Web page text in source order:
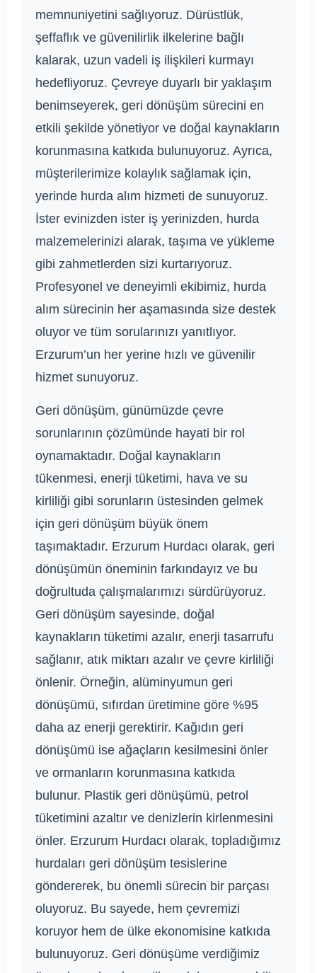
memnuniyetini sağlıyoruz. Dürüstlük,
şeffaflık ve güvenilirlik ilkelerine bağlı
kalarak, uzun vadeli iş ilişkileri kurmayı
hedefliyoruz. Çevreye duyarlı bir yaklaşım
benimseyerek, geri dönüşüm sürecini en
etkili şekilde yönetiyor ve doğal kaynakların
korunmasına katkıda bulunuyoruz. Ayrıca,
müşterilerimize kolaylık sağlamak için,
yerinde hurda alım hizmeti de sunuyoruz.
İster evinizden ister iş yerinizden, hurda
malzemelerinizi alarak, taşıma ve yükleme
gibi zahmetlerden sizi kurtarıyoruz.
Profesyonel ve deneyimli ekibimiz, hurda
alım sürecinin her aşamasında size destek
oluyor ve tüm sorularınızı yanıtlıyor.
Erzurum’un her yerine hızlı ve güvenilir
hizmet sunuyoruz.
Geri dönüşüm, günümüzde çevre
sorunlarının çözümünde hayati bir rol
oynamaktadır. Doğal kaynakların
tükenmesi, enerji tüketimi, hava ve su
kirliliği gibi sorunların üstesinden gelmek
için geri dönüşüm büyük önem
taşımaktadır. Erzurum Hurdacı olarak, geri
dönüşümün öneminin farkındayız ve bu
doğrultuda çalışmalarımızı sürdürüyoruz.
Geri dönüşüm sayesinde, doğal
kaynakların tüketimi azalır, enerji tasarrufu
sağlanır, atık miktarı azalır ve çevre kirliliği
önlenir. Örneğin, alüminyumun geri
dönüşümü, sıfırdan üretimine göre %95
daha az enerji gerektirir. Kağıdın geri
dönüşümü ise ağaçların kesilmesini önler
ve ormanların korunmasına katkıda
bulunur. Plastik geri dönüşümü, petrol
tüketimini azaltır ve denizlerin kirlenmesini
önler. Erzurum Hurdacı olarak, topladığımız
hurdaları geri dönüşüm tesislerine
göndererek, bu önemli sürecin bir parçası
oluyoruz. Bu sayede, hem çevremizi
koruyor hem de ülke ekonomisine katkıda
bulunuyoruz. Geri dönüşüme verdiğimiz